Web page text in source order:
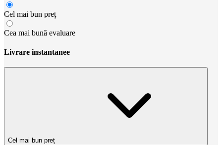
Cel mai bun preț
Cea mai bună evaluare
Livrare instantanee
Cel mai bun preț